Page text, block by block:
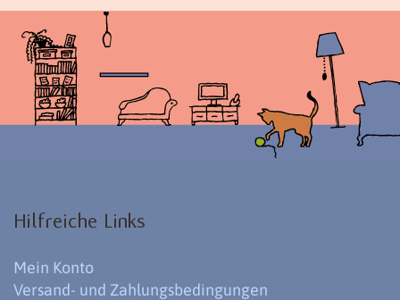
Hilfreiche Links
Mein Konto
Versand- und Zahlungsbedingungen